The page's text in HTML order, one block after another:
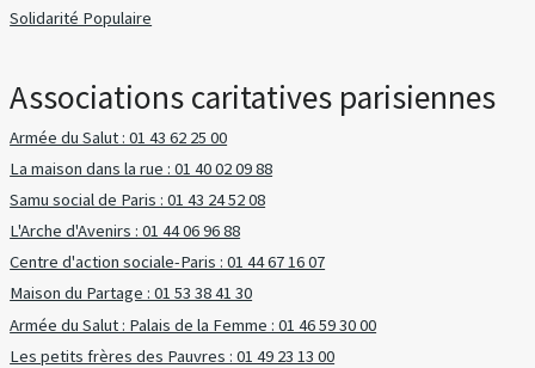
Solidarité Populaire
Associations caritatives parisiennes
Armée du Salut : 01 43 62 25 00
La maison dans la rue : 01 40 02 09 88
Samu social de Paris : 01 43 24 52 08
L'Arche d'Avenirs : 01 44 06 96 88
Centre d'action sociale-Paris : 01 44 67 16 07
Maison du Partage : 01 53 38 41 30
Armée du Salut : Palais de la Femme : 01 46 59 30 00
Les petits frères des Pauvres : 01 49 23 13 00